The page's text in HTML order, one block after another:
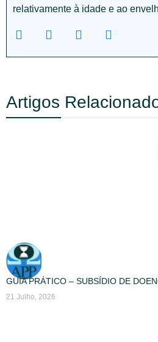
relativamente à idade e ao
Artigos
GUIA PRÁTICO – SUBSÍDIO DE
21 Julho, 2026